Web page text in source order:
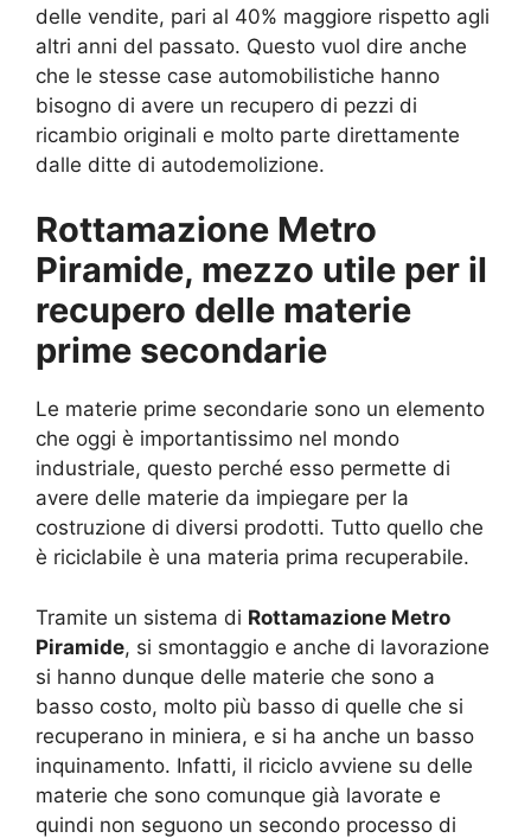
delle vendite, pari al 40% maggiore rispetto agli
altri anni del passato. Questo vuol dire anche
che le stesse case automobilistiche hanno
bisogno di avere un recupero di pezzi di
ricambio originali e molto parte direttamente
dalle ditte di autodemolizione.
Rottamazione Metro
Piramide, mezzo utile per il
recupero delle materie
prime secondarie
Le materie prime secondarie sono un elemento
che oggi è importantissimo nel mondo
industriale, questo perché esso permette di
avere delle materie da impiegare per la
costruzione di diversi prodotti. Tutto quello che
è riciclabile è una materia prima recuperabile.
Tramite un sistema di Rottamazione Metro
Piramide, si smontaggio e anche di lavorazione
si hanno dunque delle materie che sono a
basso costo, molto più basso di quelle che si
recuperano in miniera, e si ha anche un basso
inquinamento. Infatti, il riciclo avviene su delle
materie che sono comunque già lavorate e
quindi non seguono un secondo processo di